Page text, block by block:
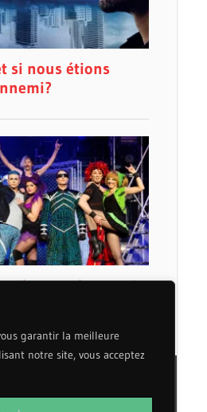
garantir la meilleure
notre site, vous acceptez